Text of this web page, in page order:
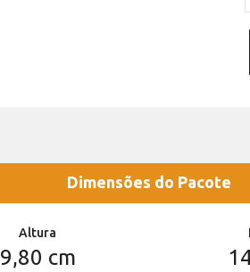
Dimensões do Pacote
Altura
9,80 cm